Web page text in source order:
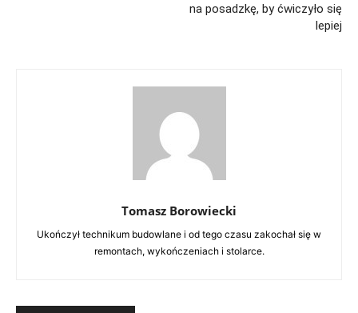
na posadzkę, by ćwiczyło się
lepiej
Tomasz Borowiecki
Ukończył technikum budowlane i od tego czasu zakochał się w
remontach, wykończeniach i stolarce.